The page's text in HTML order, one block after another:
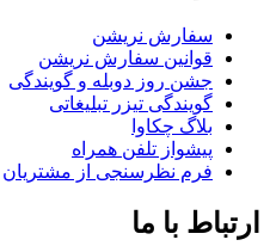
سفارش نریشن
قوانین سفارش نریشن
جشن روز دوبله و گویندگی
گویندگی تیزر تبلیغاتی
بلاگ چکاوا
پیشواز تلفن همراه
فرم نظرسنجی از مشتریان
ارتباط با ما